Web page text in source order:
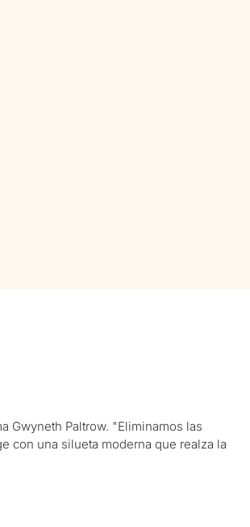
Gwyneth Paltrow. "Eliminamos las
con una silueta moderna que realza la